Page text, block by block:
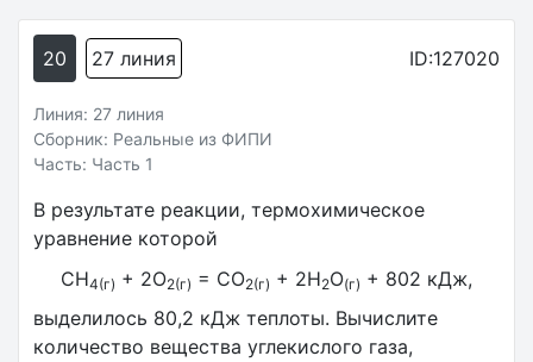
20 27 линия ID:127020
Линия: 27 линия
Сборник: Реальные из ФИПИ
Часть: Часть 1
В результате реакции, термохимическое
уравнение которой
CH4(г) + 2O2(г) = CO2(г) + 2H2O(г) + 802 кДж,
выделилось 80,2 кДж теплоты. Вычислите
количество вещества углекислого газа,